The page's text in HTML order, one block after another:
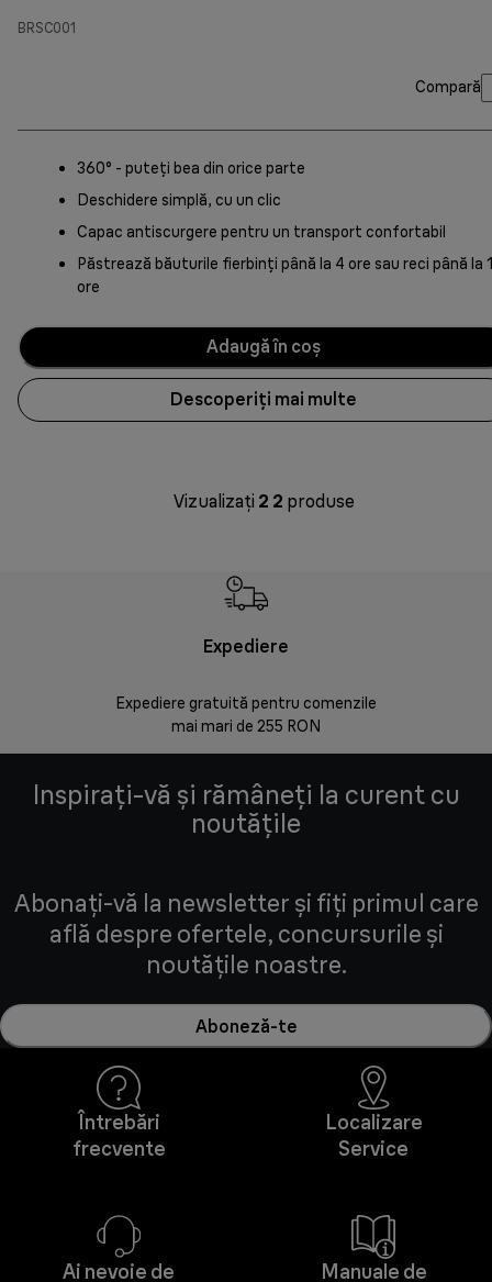
BRSC001
Compară
360° - puteți bea din orice parte
Deschidere simplă, cu un clic
Capac antiscurgere pentru un transport confortabil
Păstrează băuturile fierbinți până la 4 ore sau reci până la
ore
Adaugă în coș
Descoperiți mai multe
Vizualizați 2 2 produse
Expediere
Expediere gratuită pentru comenzile
mai mari de 255 RON
Inspirați-vă și rămâneți la curent cu
noutățile
Abonați-vă la newsletter și fiți primul care
află despre ofertele, concursurile și
noutățile noastre.
Aboneză-te
Întrebări
frecvente
Localizare
Service
Ai nevoie de Manuale de